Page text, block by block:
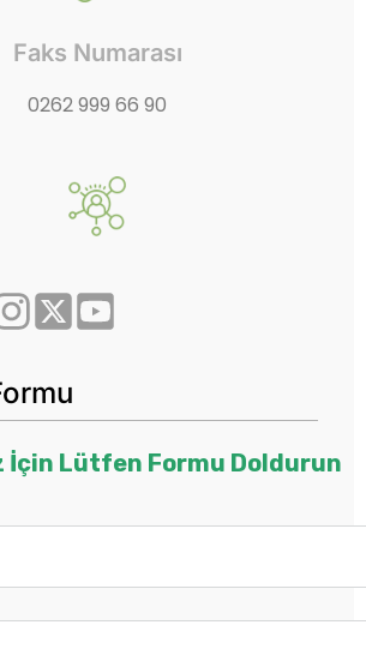
Faks Numarası
0262 999 66 90
İçin Lütfen Formu Doldurun